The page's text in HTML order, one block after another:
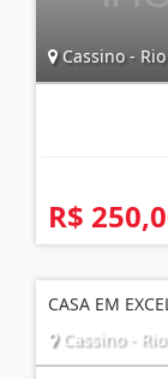
Cassino -
R$
CASA EM
Cassino -